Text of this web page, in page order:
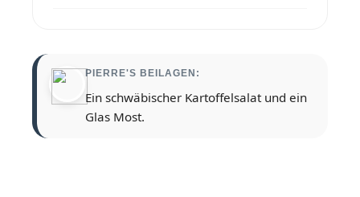
PIERRE'S BEILAGEN:
Ein schwäbischer Kartoffelsalat und ein
Glas Most.